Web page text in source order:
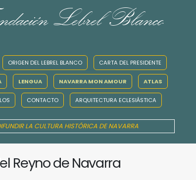
Lebrel Blanco
ORIGEN DEL LEBREL BLANCO CARTA DEL PRESIDENTE
LENGUA NAVARRA MON AMOUR ATLAS
CONTACTO ARQUITECTURA ECLESIÁSTICA
LA CULTURA HISTÓRICA DE NAVARRA
Reyno de Navarra